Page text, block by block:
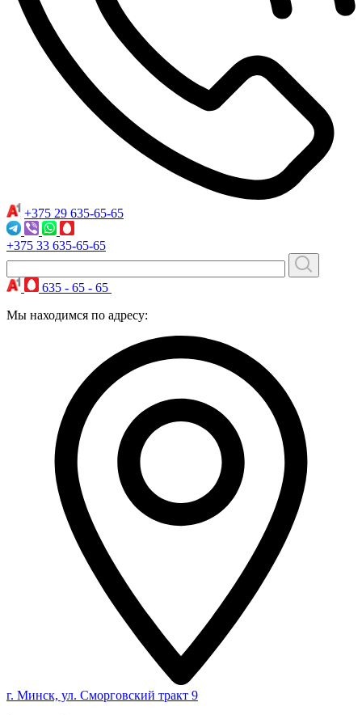
+375 29 635-65-65
+375 33 635-65-65
635 - 65 - 65
Мы находимся по адресу:
г. Минск, ул. Сморговский тракт 9